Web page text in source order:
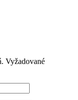
Vyžadované